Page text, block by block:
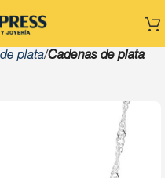
plata Cadenas de plata